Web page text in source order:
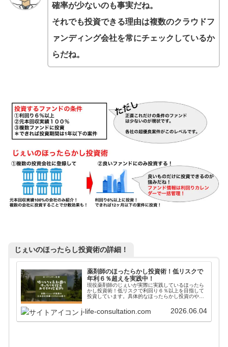
確率が少ないのも事実だね。
それでも投資できる理由は複数のクラウドフ
ァンディング会社を常にチェックしているか
らだね。
じぇいのほったらし投資術の詳細！
薬剤師のほったらかし投資術！低リスクで
年利６％超えを実践中！
現役薬剤師のじぇいが実際に実践しているほったら
かし投資術！低リスクで利回り６％以上を目指して
投資しています。具体的なほったらかし投資のやり
j-life-consultation.com 2026.06.04